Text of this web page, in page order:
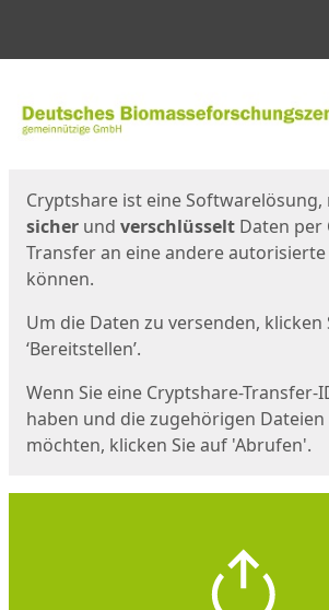
Cryptshare ist eine Softwarelösung,
sicher und verschlüsselt Daten per
Transfer an eine andere
können.
Um die Daten zu versenden, klicken
‘Bereitstellen’.
Wenn Sie eine Cryptshare-Transfer-
haben und die zugehörigen
möchten, klicken Sie auf 'Abrufen'.